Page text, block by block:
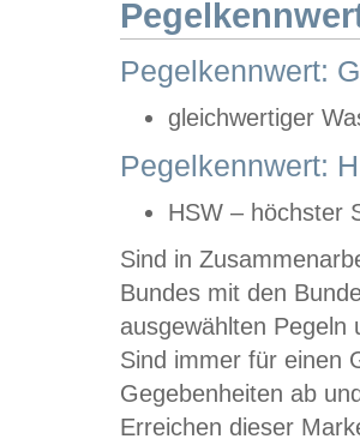
Pegelkennwert:
gleichwertiger
Pegelkennwert:
HSW – höchster
Sind in
Bundes mit den
ausgewählten
Sind immer für einen
Gegebenheiten ab
Erreichen dieser